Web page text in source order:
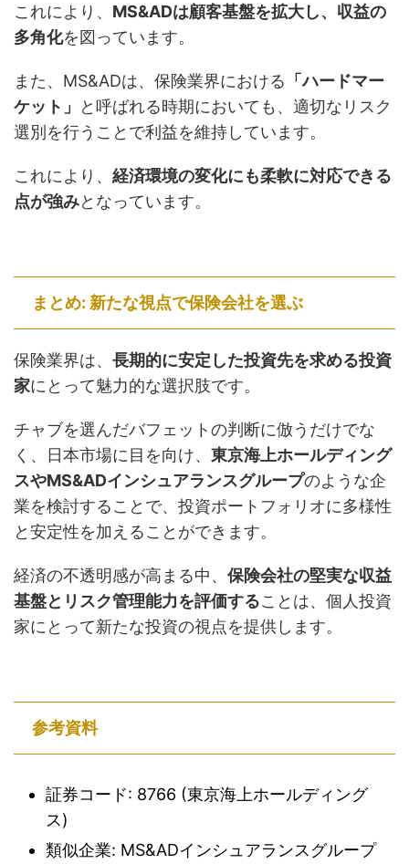
これにより、 MS&ADは顧客基盤を拡大し、収益の
多角化を図っています。
また、MS&ADは、保険業界における 「ハードマー
ケット」
と呼ばれる時期においても、適切なリスク
選別を行うことで利益を維持しています。
これにより、 経済環境の変化にも柔軟に対応できる
点が強みとなっています。
まとめ: 新たな視点で保険会社を選ぶ
保険業界は、 長期的に安定した投資先を求める投資
家にとって魅力的な選択肢です。
チャブを選んだバフェットの判断に倣うだけでな
く、日本市場に目を向け、 東京海上ホールディング
スやMS&ADインシュアランスグループのような企
業を検討することで、投資ポートフォリオに多様性
と安定性を加えることができます。
経済の不透明感が高まる中、 保険会社の堅実な収益
基盤とリスク管理能力を評価することは、個人投資
家にとって新たな投資の視点を提供します。
参考資料
証券コード: 8766 (東京海上ホールディング
ス)
類似企業: MS&ADインシュアランスグループ